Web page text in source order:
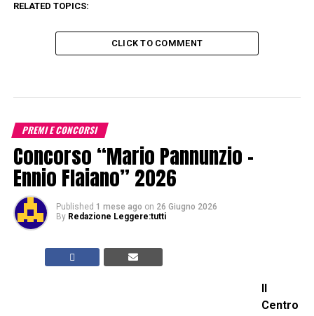
RELATED TOPICS:
CLICK TO COMMENT
PREMI E CONCORSI
Concorso “Mario Pannunzio –
Ennio Flaiano” 2026
Published 1 mese ago on 26 Giugno 2026
By Redazione Leggere:tutti
Centro